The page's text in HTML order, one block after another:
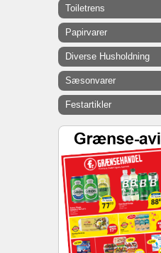
Toiletrens
Papirvarer
Diverse Husholdning
Sæsonvarer
Festartikler